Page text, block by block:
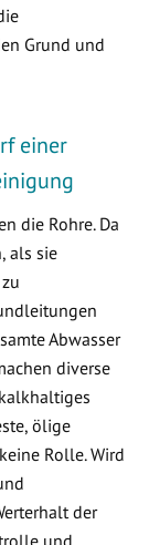
Grund und
einer
die Rohre. Da
als sie
Abwasser
diverse
ölige
Rolle. Wird
der